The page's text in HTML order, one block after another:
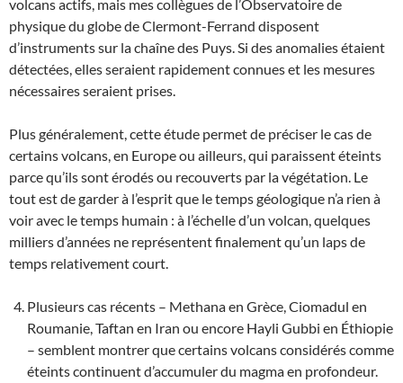
volcans actifs, mais mes collègues de l’Observatoire de
physique du globe de Clermont-Ferrand disposent
d’instruments sur la chaîne des Puys. Si des anomalies étaient
détectées, elles seraient rapidement connues et les mesures
nécessaires seraient prises.
Plus généralement, cette étude permet de préciser le cas de
certains volcans, en Europe ou ailleurs, qui paraissent éteints
parce qu’ils sont érodés ou recouverts par la végétation. Le
tout est de garder à l’esprit que le temps géologique n’a rien à
voir avec le temps humain : à l’échelle d’un volcan, quelques
milliers d’années ne représentent finalement qu’un laps de
temps relativement court.
Plusieurs cas récents – Methana en Grèce, Ciomadul en
Roumanie, Taftan en Iran ou encore Hayli Gubbi en Éthiopie
– semblent montrer que certains volcans considérés comme
éteints continuent d’accumuler du magma en profondeur.